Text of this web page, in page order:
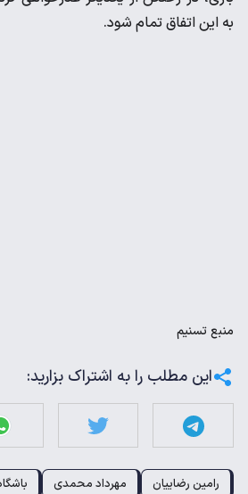
به این اتفاق تمام شود.
منبعتسنیم
این مطلب را به اشتراک بزارید:
رامین رضاییان مهرداد محمدی